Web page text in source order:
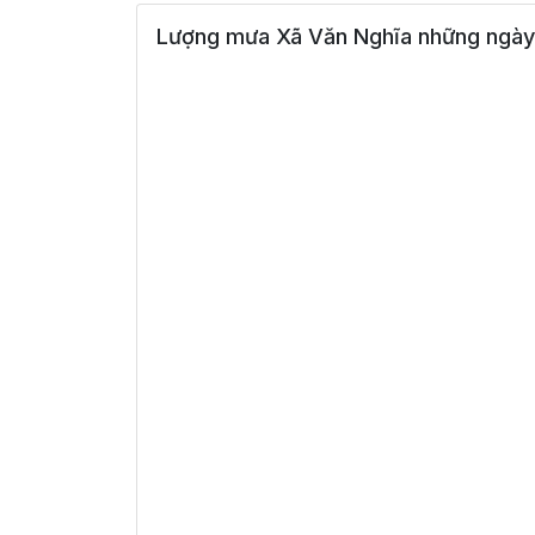
Lượng mưa Xã Văn Nghĩa những